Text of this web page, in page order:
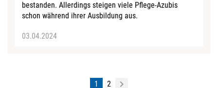
bestanden. Allerdings steigen viele Pflege-Azubis
schon während ihrer Ausbildung aus.
03.04.2024
1 2